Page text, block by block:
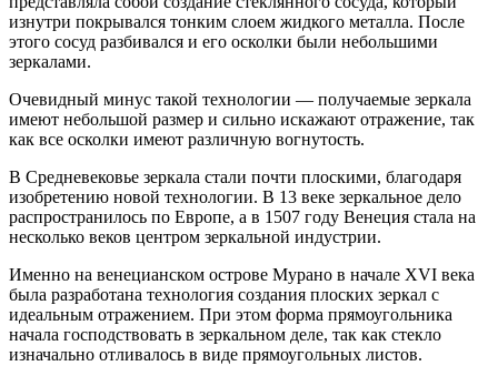
изнутри покрывался тонким слоем жидкого металла. После
этого сосуд разбивался и его осколки были небольшими
зеркалами.
Очевидный минус такой технологии — получаемые зеркала
имеют небольшой размер и сильно искажают отражение, так
как все осколки имеют различную вогнутость.
В Средневековье зеркала стали почти плоскими, благодаря
изобретению новой технологии. В 13 веке зеркальное дело
распространилось по Европе, а в 1507 году Венеция стала на
несколько веков центром зеркальной индустрии.
Именно на венецианском острове Мурано в начале XVI века
была разработана технология создания плоских зеркал с
идеальным отражением. При этом форма прямоугольника
начала господствовать в зеркальном деле, так как стекло
изначально отливалось в виде прямоугольных листов.